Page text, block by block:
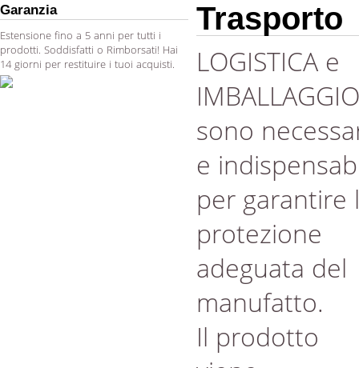
Garanzia
Estensione fino a 5 anni per tutti i
prodotti. Soddisfatti o Rimborsati! Hai
14 giorni per restituire i tuoi acquisti.
Trasporto
LOGISTICA e
IMBALLAGGIO
sono
e
per garantire
protezione
adeguata del
manufatto.
Il prodotto